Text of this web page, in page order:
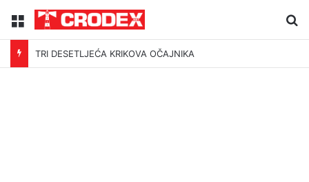
Menu
TRI DESETLJEĆA KRIKOVA OČAJNIKA